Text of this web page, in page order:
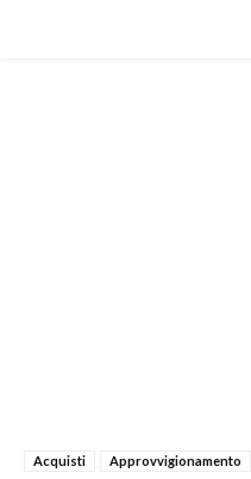
Acquisti Approvvigionamento